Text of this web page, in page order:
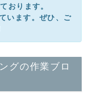
おります。
います。ぜひ、ご
グの作業ブロ